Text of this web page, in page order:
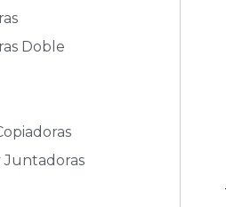
Doble
Juntadoras